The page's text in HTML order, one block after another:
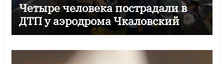
Четыре человека пострадали в
ДТП у аэродрома Чкаловский